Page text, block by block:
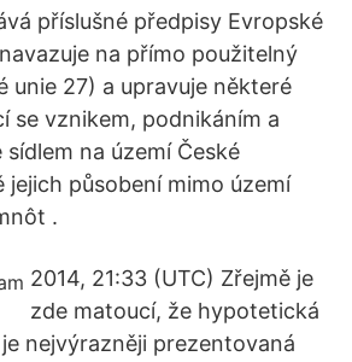
příslušné předpisy Evropské
na přímo použitelný
unie 27) a upravuje některé
se vznikem, podnikáním a
na území České
jejich působení mimo území
.
2014, 21:33 (UTC) Zřejmě je
zde matoucí, že hypotetická
nejvýrazněji prezentovaná